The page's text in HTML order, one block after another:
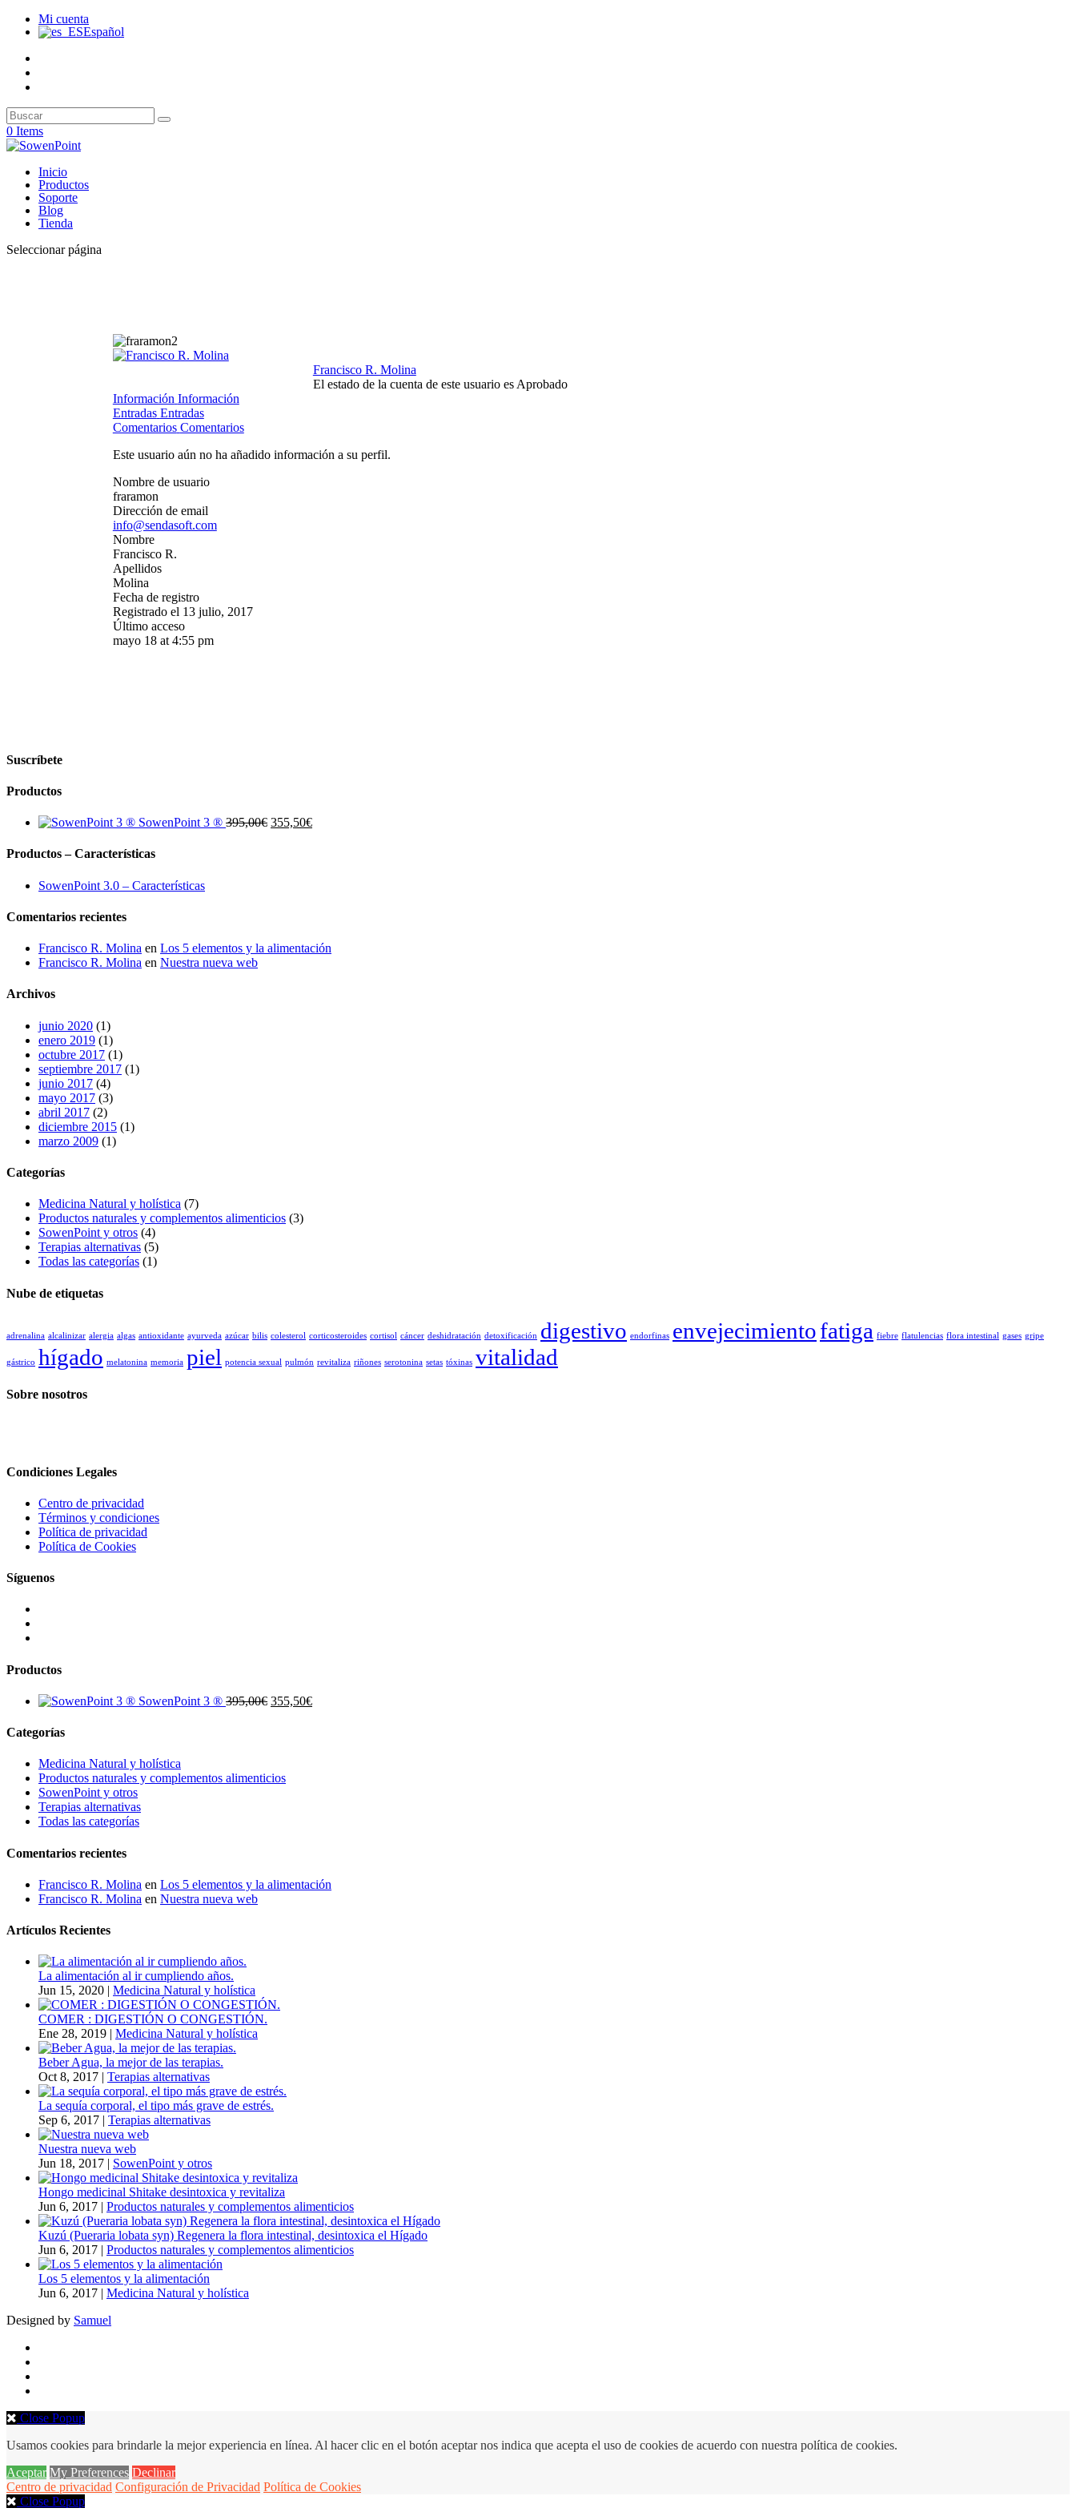
Mi cuenta
Español
0 Items
Inicio
Productos
Soporte
Blog
Tienda
Seleccionar página
Francisco R. Molina
El estado de la cuenta de este usuario es Aprobado
Información Información
Entradas Entradas
Comentarios Comentarios
Este usuario aún no ha añadido información a su perfil.
Nombre de usuario
fraramon
Dirección de email
info@sendasoft.com
Nombre
Francisco R.
Apellidos
Molina
Fecha de registro
Registrado el 13 julio, 2017
Último acceso
mayo 18 at 4:55 pm
Suscríbete
Productos
SowenPoint 3 ® 395,00€ El
355,50€El
Productos – Características
SowenPoint 3.0 – Características
Comentarios recientes
Francisco R. Molina en Los 5 elementos y la alimentación
Francisco R. Molina en Nuestra nueva web
Archivos
junio 2020 (1)
enero 2019 (1)
octubre 2017 (1)
septiembre 2017 (1)
junio 2017 (4)
mayo 2017 (3)
abril 2017 (2)
diciembre 2015 (1)
marzo 2009 (1)
Categorías
Medicina Natural y holística (7)
Productos naturales y complementos alimenticios (3)
SowenPoint y otros (4)
Terapias alternativas (5)
Todas las categorías (1)
Nube de etiquetas
adrenalina alcalinizar alergia algas antioxidante ayurveda azúcar bilis colesterol corticosteroides cortisol cáncer deshidratación detoxificación digestivo endorfinas envejecimientofatiga fiebre flatulencias flora intestinal gases gripe
gástrico hígado melatonina memoria piel potencia sexual pulmón revitaliza riñones serotonina setas tóxinas vitalidad
Sobre nosotros
Condiciones Legales
Centro de privacidad
Términos y condiciones
Política de privacidad
Política de Cookies
Síguenos
Productos
SowenPoint 3 ® 395,00€ El
355,50€El
Categorías
Medicina Natural y holística
Productos naturales y complementos alimenticios
SowenPoint y otros
Terapias alternativas
Todas las categorías
Comentarios recientes
Francisco R. Molina en Los 5 elementos y la alimentación
Francisco R. Molina en Nuestra nueva web
Artículos Recientes
La alimentación al ir cumpliendo años.
Jun 15, 2020
Medicina Natural y holística
COMER : DIGESTIÓN O CONGESTIÓN.
Ene 28, 2019
Medicina Natural y holística
Beber Agua, la mejor de las terapias.
Oct 8, 2017
Terapias alternativas
La sequía corporal, el tipo más grave de estrés.
Sep 6, 2017
Terapias alternativas
Nuestra nueva web
Jun 18, 2017
SowenPoint y otros
Hongo medicinal Shitake desintoxica y revitaliza
Jun 6, 2017
Productos naturales y complementos alimenticios
Kuzú (Pueraria lobata syn) Regenera la flora intestinal, desintoxica el Hígado
Jun 6, 2017
Productos naturales y complementos alimenticios
Los 5 elementos y la alimentación
Jun 6, 2017
Medicina Natural y holística
Designed by Samuel
Close Popup
Usamos cookies para brindarle la mejor experiencia en línea. Al hacer clic en el botón aceptar nos indica que acepta el uso de cookies de acuerdo con nuestra política de cookies.
Aceptar My Preferences Declinar
Centro de privacidad Configuración de Privacidad Política de Cookies
Close Popup